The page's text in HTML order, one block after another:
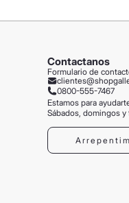
Contactanos
Formulario de
0800-555-7467
Estamos para
Sábados, domingos